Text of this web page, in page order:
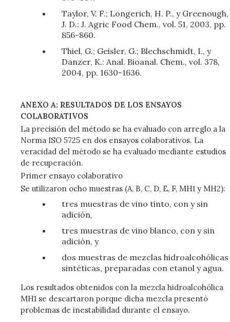
Taylor, V. F.; Longerich, H. P., y Greenough,
J. D.: J. Agric Food Chem., vol. 51, 2003, pp.
856-860.
Thiel, G.; Geisler, G.; Blechschmidt, I., y
Danzer, K.: Anal. Bioanal. Chem., vol. 378,
2004, pp. 1630-1636.
ANEXO A: RESULTADOS DE LOS ENSAYOS
COLABORATIVOS
La precisión del método se ha evaluado con arreglo a la
Norma ISO 5725 en dos ensayos colaborativos. La
veracidad del método se ha evaluado mediante estudios
de recuperación.
Primer ensayo colaborativo
Se utilizaron ocho muestras (A, B, C, D, E, F, MH1 y MH2):
tres muestras de vino tinto, con y sin
adición,
tres muestras de vino blanco, con y sin
adición, y
dos muestras de mezclas hidroalcohólicas
sintéticas, preparadas con etanol y agua.
Los resultados obtenidos con la mezcla hidroalcohólica
MH1 se descartaron porque dicha mezcla presentó
problemas de inestabilidad durante el ensayo.